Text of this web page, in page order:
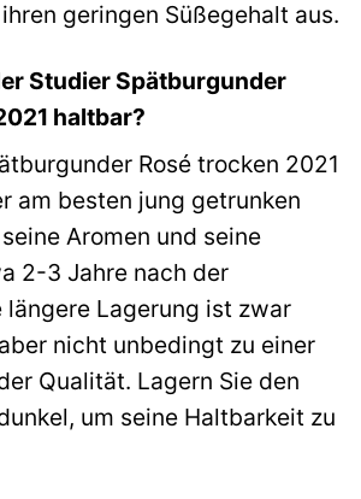
geringen Süßegehalt aus.
Studier Spätburgunder
haltbar?
Rosé trocken 2021
am besten jung getrunken
Aromen und seine
2-3 Jahre nach der
längere Lagerung ist zwar
nicht unbedingt zu einer
Qualität. Lagern Sie den
um seine Haltbarkeit zu